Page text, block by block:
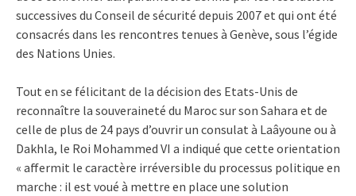
successives du Conseil de sécurité depuis 2007 et qui ont été
consacrés dans les rencontres tenues à Genève, sous l’égide
des Nations Unies.
Tout en se félicitant de la décision des Etats-Unis de
reconnaître la souveraineté du Maroc sur son Sahara et de
celle de plus de 24 pays d’ouvrir un consulat à Laâyoune ou à
Dakhla, le Roi Mohammed VI a indiqué que cette orientation
« affermit le caractère irréversible du processus politique en
marche : il est voué à mettre en place une solution